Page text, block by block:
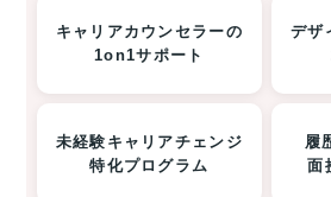
キャリアカウンセラーの
1on1サポート
デザ
未経験キャリアチェンジ
特化プログラム
履
面